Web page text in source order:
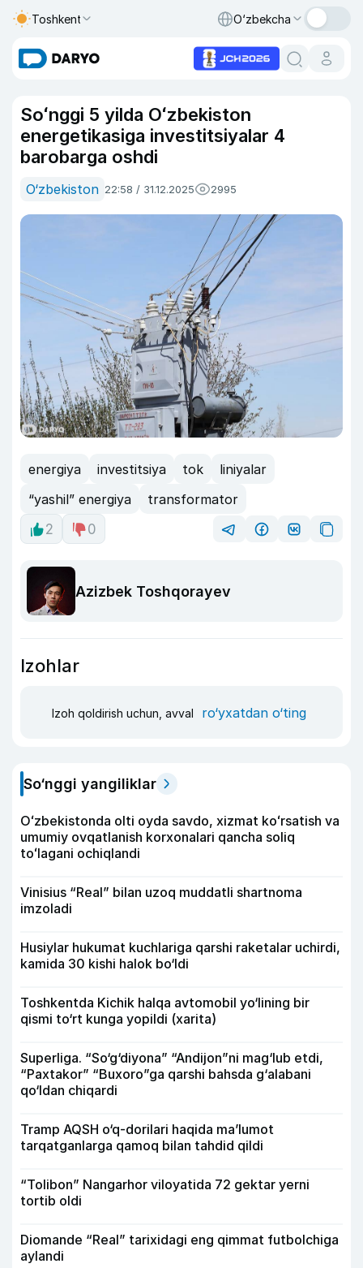
Toshkent O‘zbekcha
Soʻnggi 5 yilda Oʻzbekiston
energetikasiga investitsiyalar 4
barobarga oshdi
O‘zbekiston 22:58 / 31.12.2025 2995
energiya investitsiya tok
liniyalar
“yashil” energiya
transformator
2
0
Azizbek Toshqorayev
Izohlar
Izoh qoldirish uchun, avval ro‘yxatdan o‘ting
So‘nggi yangiliklar
Oʻzbekistonda olti oyda savdo, xizmat koʻrsatish va
umumiy ovqatlanish korxonalari qancha soliq
toʻlagani ochiqlandi
Vinisius “Real” bilan uzoq muddatli shartnoma
imzoladi
Husiylar hukumat kuchlariga qarshi raketalar uchirdi,
kamida 30 kishi halok bo‘ldi
Toshkentda Kichik halqa avtomobil yo‘lining bir
qismi to‘rt kunga yopildi (xarita)
Superliga. “So‘g‘diyona” “Andijon”ni mag‘lub etdi,
“Paxtakor” “Buxoro”ga qarshi bahsda g‘alabani
qo‘ldan chiqardi
Tramp AQSH o‘q-dorilari haqida ma’lumot
tarqatganlarga qamoq bilan tahdid qildi
“Tolibon” Nangarhor viloyatida 72 gektar yerni
tortib oldi
Diomande “Real” tarixidagi eng qimmat futbolchiga
aylandi